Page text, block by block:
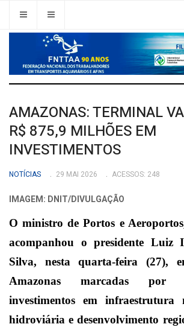
AMAZONAS: TERMINAL
R$ 875,9 MILHÕES EM
INVESTIMENTOS
NOTÍCIAS 29 MAI 2026 ACESSOS: 248
IMAGEM: DNIT/DIVULGAÇÃO
O ministro de Portos e
acompanhou o presidente Luiz
Silva, nesta quarta-feira (27),
Amazonas marcadas por
investimentos em infraestrutura
hidroviária e desenvolvimento